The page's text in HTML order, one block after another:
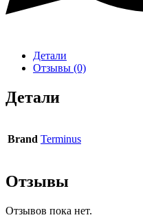
Детали
Отзывы (0)
Детали
Brand Terminus
Отзывы
Отзывов пока нет.